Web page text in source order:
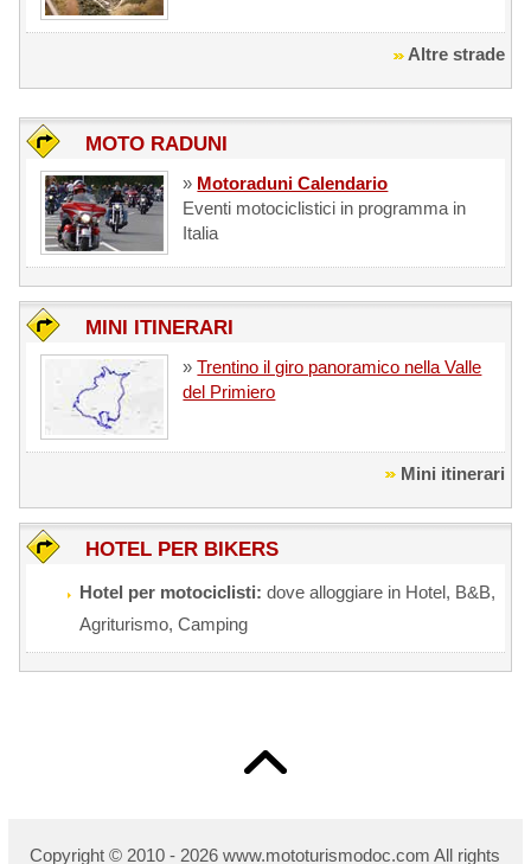
Altre strade
MOTO RADUNI
» Motoraduni Calendario
Eventi motociclistici in programma in
Italia
MINI ITINERARI
»Trentino il giro panoramico nella Valle
del Primiero
Mini itinerari
HOTEL PER BIKERS
Hotel per motociclisti: dove alloggiare in Hotel, B&B,
Agriturismo, Camping
Copyright © 2010 - 2026 www.mototurismodoc.com All rights